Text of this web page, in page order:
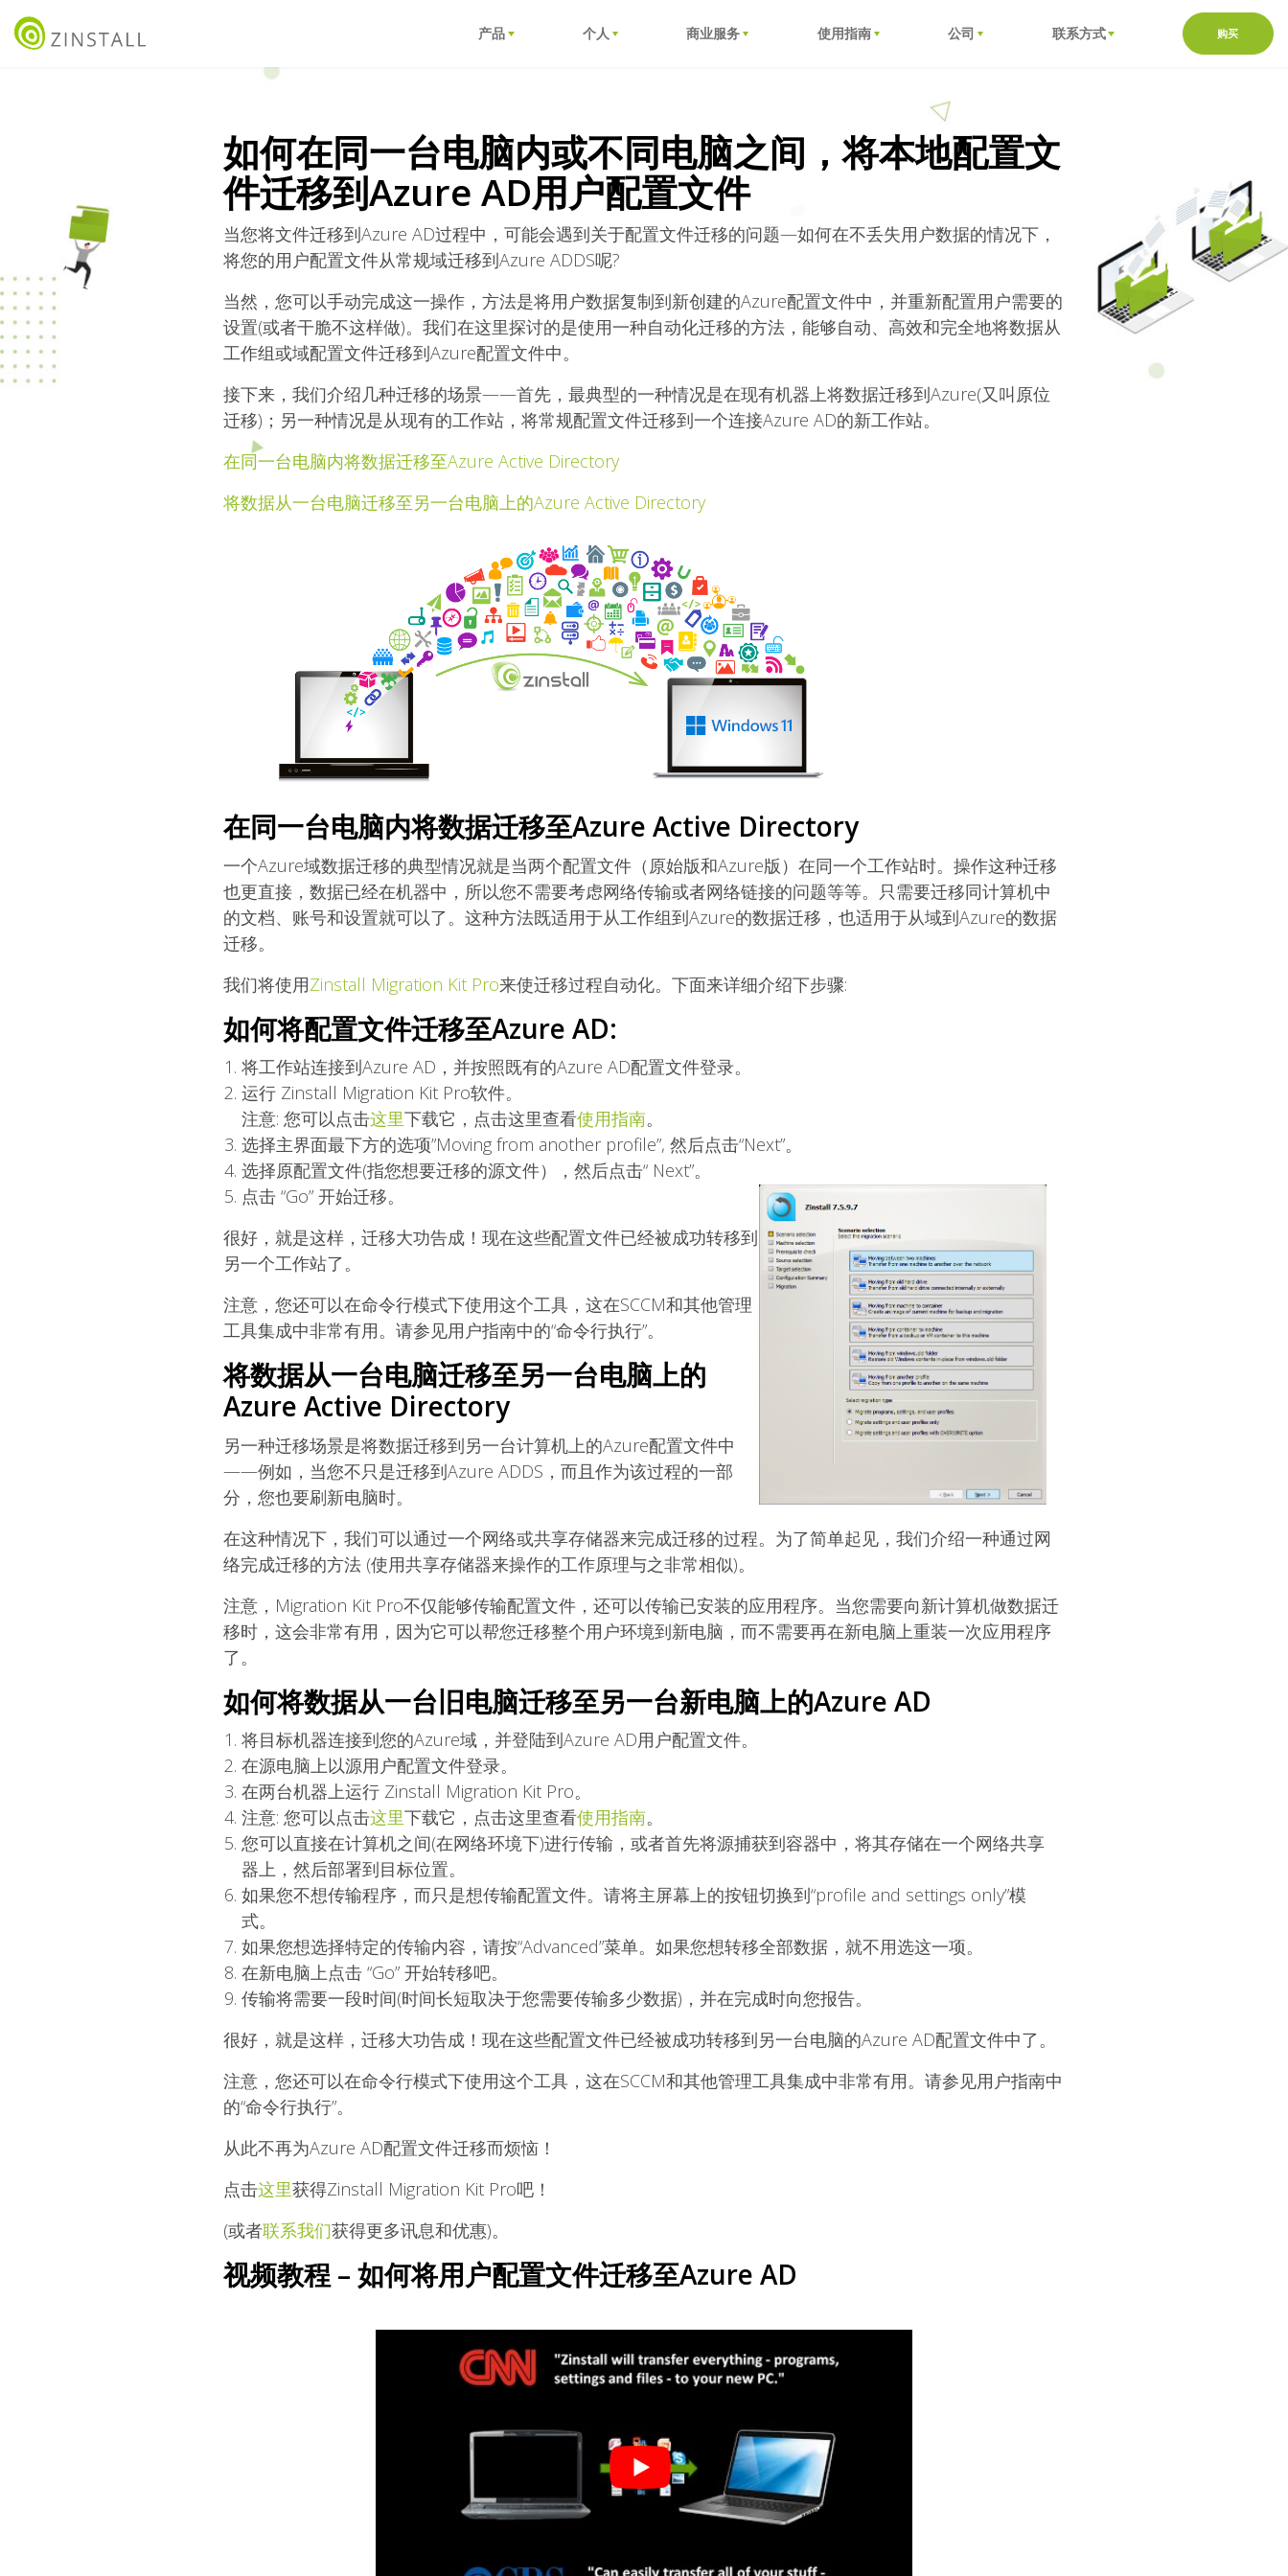
产品 个人 商业服务 使用指南 公司 联系方式 购买
如何在同一台电脑内或不同电脑之间，将本地配置文
件迁移到Azure AD用户配置文件
当您将文件迁移到Azure AD过程中，可能会遇到关于配置文件迁移的问题—如何在不丢失用户数据的情况下，
将您的用户配置文件从常规域迁移到Azure ADDS呢?
当然，您可以手动完成这一操作，方法是将用户数据复制到新创建的Azure配置文件中，并重新配置用户需要的
设置(或者干脆不这样做)。我们在这里探讨的是使用一种自动化迁移的方法，能够自动、高效和完全地将数据从
工作组或域配置文件迁移到Azure配置文件中。
接下来，我们介绍几种迁移的场景——首先，最典型的一种情况是在现有机器上将数据迁移到Azure(又叫原位
迁移)；另一种情况是从现有的工作站，将常规配置文件迁移到一个连接Azure AD的新工作站。
在同一台电脑内将数据迁移至Azure Active Directory
将数据从一台电脑迁移至另一台电脑上的Azure Active Directory
在同一台电脑内将数据迁移至Azure Active Directory
一个Azure域数据迁移的典型情况就是当两个配置文件（原始版和Azure版）在同一个工作站时。操作这种迁移
也更直接，数据已经在机器中，所以您不需要考虑网络传输或者网络链接的问题等等。只需要迁移同计算机中
的文档、账号和设置就可以了。这种方法既适用于从工作组到Azure的数据迁移，也适用于从域到Azure的数据
迁移。
我们将使用Zinstall Migration Kit Pro来使迁移过程自动化。下面来详细介绍下步骤:
如何将配置文件迁移至Azure AD:
将工作站连接到Azure AD，并按照既有的Azure AD配置文件登录。
运行 Zinstall Migration Kit Pro软件。
注意: 您可以点击这里下载它，点击这里查看使用指南。
选择主界面最下方的选项”Moving from another profile”, 然后点击“Next”。
选择原配置文件(指您想要迁移的源文件），然后点击“ Next”。
点击 “Go” 开始迁移。
很好，就是这样，迁移大功告成！现在这些配置文件已经被成功转移到
另一个工作站了。
注意，您还可以在命令行模式下使用这个工具，这在SCCM和其他管理
工具集成中非常有用。请参见用户指南中的“命令行执行”。
将数据从一台电脑迁移至另一台电脑上的
Azure Active Directory
另一种迁移场景是将数据迁移到另一台计算机上的Azure配置文件中
——例如，当您不只是迁移到Azure ADDS，而且作为该过程的一部
分，您也要刷新电脑时。
在这种情况下，我们可以通过一个网络或共享存储器来完成迁移的过程。为了简单起见，我们介绍一种通过网
络完成迁移的方法 (使用共享存储器来操作的工作原理与之非常相似)。
注意，Migration Kit Pro不仅能够传输配置文件，还可以传输已安装的应用程序。当您需要向新计算机做数据迁
移时，这会非常有用，因为它可以帮您迁移整个用户环境到新电脑，而不需要再在新电脑上重装一次应用程序
了。
如何将数据从一台旧电脑迁移至另一台新电脑上的Azure AD
将目标机器连接到您的Azure域，并登陆到Azure AD用户配置文件。
在源电脑上以源用户配置文件登录。
在两台机器上运行 Zinstall Migration Kit Pro。
注意: 您可以点击这里下载它，点击这里查看使用指南。
您可以直接在计算机之间(在网络环境下)进行传输，或者首先将源捕获到容器中，将其存储在一个网络共享
器上，然后部署到目标位置。
如果您不想传输程序，而只是想传输配置文件。请将主屏幕上的按钮切换到“profile and settings only”模
式。
如果您想选择特定的传输内容，请按“Advanced”菜单。如果您想转移全部数据，就不用选这一项。
在新电脑上点击 “Go” 开始转移吧。
传输将需要一段时间(时间长短取决于您需要传输多少数据)，并在完成时向您报告。
很好，就是这样，迁移大功告成！现在这些配置文件已经被成功转移到另一台电脑的Azure AD配置文件中了。
注意，您还可以在命令行模式下使用这个工具，这在SCCM和其他管理工具集成中非常有用。请参见用户指南中
的“命令行执行”。
从此不再为Azure AD配置文件迁移而烦恼！
点击这里获得Zinstall Migration Kit Pro吧！
(或者联系我们获得更多讯息和优惠)。
视频教程 – 如何将用户配置文件迁移至Azure AD